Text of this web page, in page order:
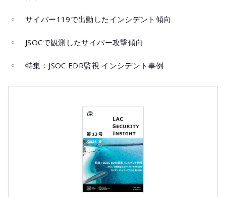
サイバー119で出動したインシデント傾向
JSOCで観測したサイバー攻撃傾向
特集：JSOC EDR監視 インシデント事例